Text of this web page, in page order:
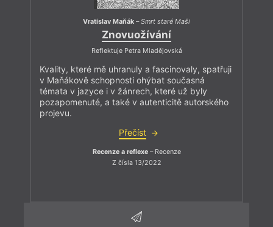
Vratislav Maňák –Smrt staré Maši
Znovuožívání
Reflektuje Petra Mladějovská
Kvality, které mě uhranuly a fascinovaly, spatřuji
v Maňákově schopnosti ohýbat současná
témata v jazyce i v žánrech, které už byly
pozapomenuté, a také v autenticitě autorského
projevu.
Přečíst
Recenze a reflexe– Recenze
Z čísla 13/2022